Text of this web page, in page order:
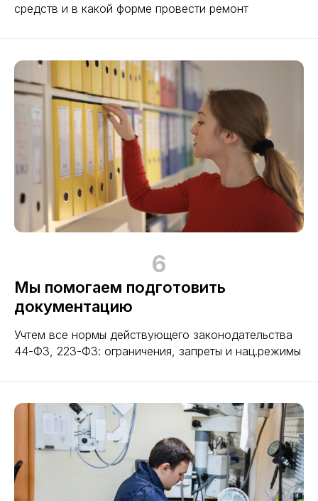
средств и в какой форме провести ремонт
6
Мы помогаем подготовить
документацию
Учтем все нормы действующего законодательства
44-ФЗ, 223-ФЗ: ограничения, запреты и нац.режимы